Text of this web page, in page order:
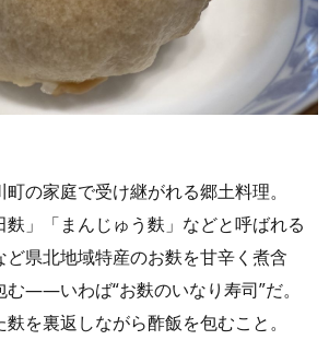
の家庭で受け継がれる郷土料理。
麩」「まんじゅう麩」などと呼ばれる
県北地域特産のお麩を甘辛く煮含
——いわば“お麩のいなり寿司”だ。
を裏返しながら酢飯を包むこと。